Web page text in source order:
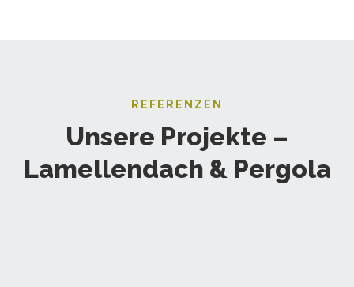
REFERENZEN
Unsere Projekte –
Lamellendach & Pergola